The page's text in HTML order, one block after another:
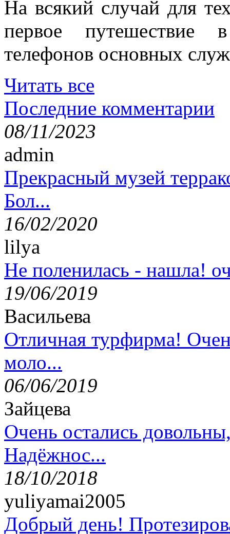
На всякий случай для
первое путешествие
телефонов основных
Читать все
Последние комментарии
08/11/2023
admin
Прекрасный музей
Бол...
16/02/2020
lilya
Не поленилась - нашла!
19/06/2019
Васильева
Отличная турфирма!
моло...
06/06/2019
Зайцева
Очень остались
Надёжнос...
18/10/2018
yuliyamai2005
Добрый день!